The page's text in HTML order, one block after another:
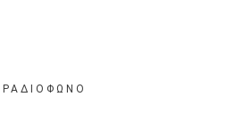
ΡΑΔΙΟΦΩΝΟ